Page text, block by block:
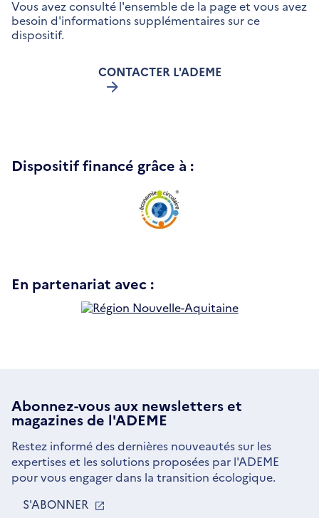
Vous avez consulté l'ensemble de la page et vous avez
besoin d'informations supplémentaires sur ce
dispositif.
CONTACTER L'ADEME
Dispositif financé grâce à :
En partenariat avec :
S'ouvre
dans
Abonnez-vous aux newsletterset
magazines de l'ADEME
Restez informé des dernières nouveautés sur les
expertises et les solutions proposées par l'ADEME
pour vous engager dans la transition écologique.
S'ABONNER